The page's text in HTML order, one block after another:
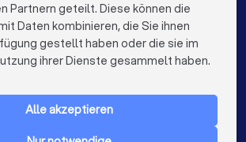
in Frankfurt am Main
in Stuttgart
Klimatechniker in Dortmund
Partnern geteilt. Diese können die
Daten kombinieren, die Sie ihnen
gestellt haben oder die sie im
ihrer Dienste gesammelt haben.
Alle akzeptieren